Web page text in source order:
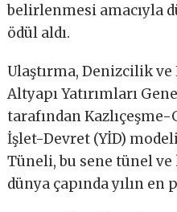
belirlenmesi amacıyla
ödül aldı.
Ulaştırma, Denizcilik ve
Altyapı Yatırımları
tarafından
İşlet-Devret (YİD)
Tüneli, bu sene tünel
dünya çapında yılın en